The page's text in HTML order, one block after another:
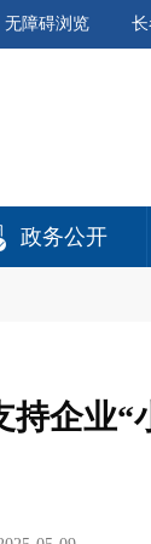
无障碍浏览
政务公开
企业“